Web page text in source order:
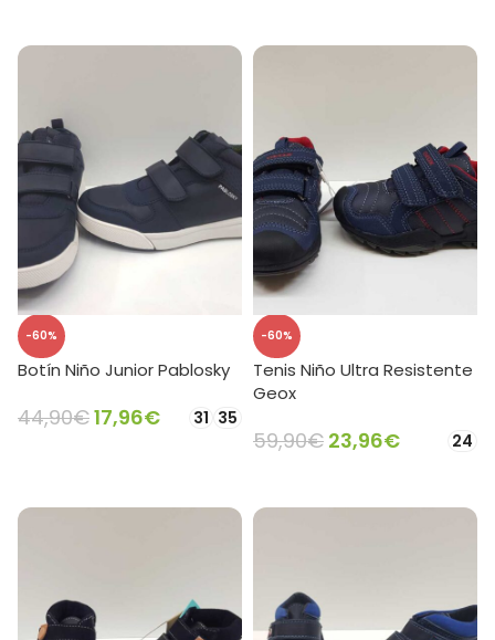
-60%
Botín Niño Junior Pablosky
44,90€17,96€ 31 35
-60%
Tenis Niño Ultra Resistente
Geox
59,90€ 23,96€ 24